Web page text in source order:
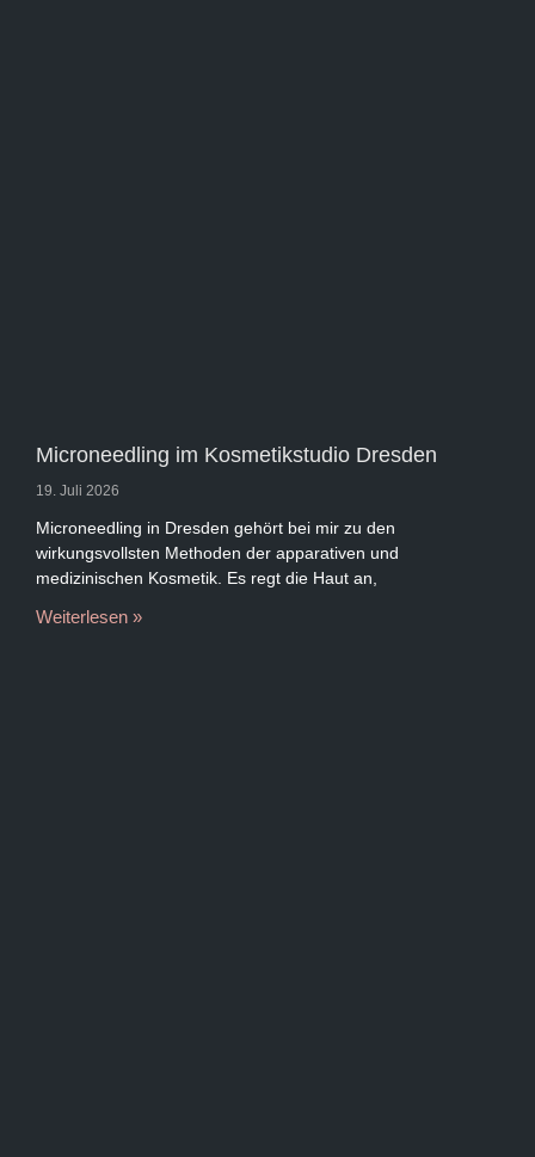
Microneedling im Kosmetikstudio Dresden
19. Juli 2026
Microneedling in Dresden gehört bei mir zu den
wirkungsvollsten Methoden der apparativen und
medizinischen Kosmetik. Es regt die Haut an,
Weiterlesen »